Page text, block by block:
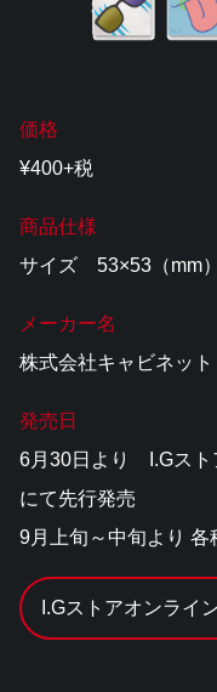
価格
¥400+税
商品仕様
サイズ 53×53（mm
メーカー名
株式会社キャビネット
発売日
6月30日より I.Gスト
にて先行発売
9月上旬～中旬より
I.Gストアオンライ